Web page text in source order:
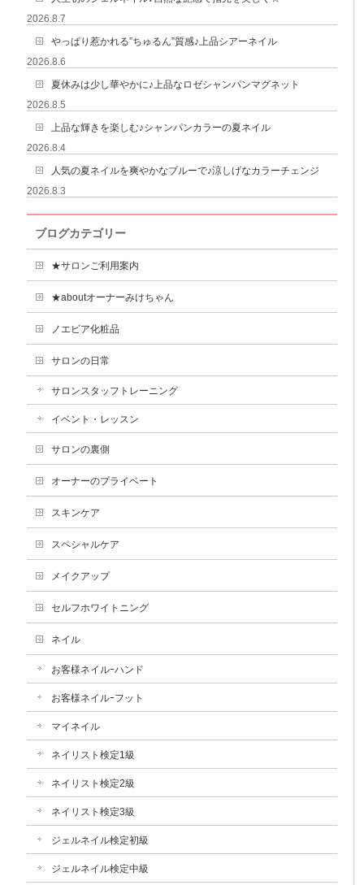
2026.8.7
やっぱり惹かれる”ちゅるん”質感♪上品シアーネイル
2026.8.6
夏休みは少し華やかに♪上品なロゼシャンパンマグネット
2026.8.5
上品な輝きを楽しむ♪シャンパンカラーの夏ネイル
2026.8.4
人気の夏ネイルを爽やかなブルーで♪涼しげなカラーチェンジ
2026.8.3
ブログカテゴリー
★サロンご利用案内
★aboutオーナーみけちゃん
ノエビア化粧品
サロンの日常
サロンスタッフトレーニング
イベント・レッスン
サロンの裏側
オーナーのプライベート
スキンケア
スペシャルケア
メイクアップ
セルフホワイトニング
ネイル
お客様ネイルｰハンド
お客様ネイルｰフット
マイネイル
ネイリスト検定1級
ネイリスト検定2級
ネイリスト検定3級
ジェルネイル検定初級
ジェルネイル検定中級